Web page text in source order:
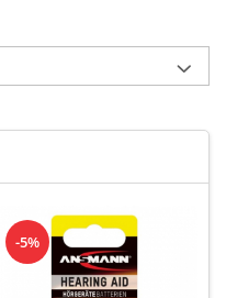
-5%